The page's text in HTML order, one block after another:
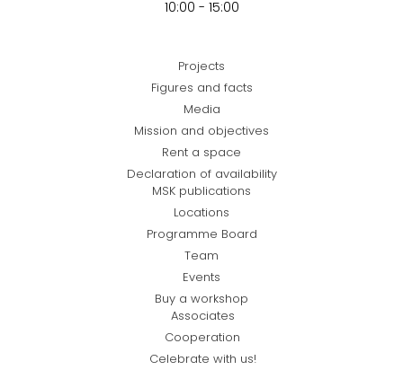
10:00 - 15:00
Projects
Figures and facts
Media
Mission and objectives
Rent a space
Declaration of availability
MSK publications
Locations
Programme Board
Team
Events
Buy a workshop
Associates
Cooperation
Celebrate with us!